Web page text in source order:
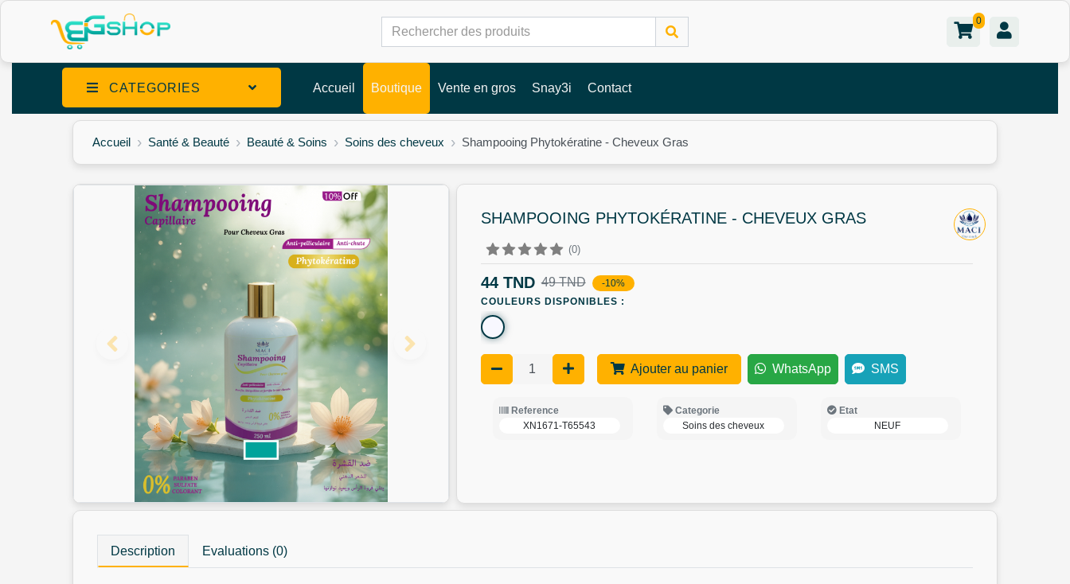
0
CATEGORIES Accueil Boutique Vente en gros Snay3i Contact
Accueil Santé & Beauté Beauté & Soins Soins des cheveux Shampooing Phytokératine - Cheveux Gras
SHAMPOOING PHYTOKÉRATINE - CHEVEUX GRAS
(0)
44 TND 49 TND
-10%
COULEURS DISPONIBLES :
Ajouter au panier WhatsApp SMS
Reference
XN1671-T65543
Categorie
Soins des cheveux
Etat
NEUF
Description Evaluations (0)